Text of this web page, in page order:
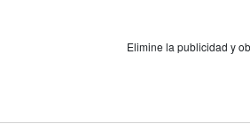
Elimine la publicidad y